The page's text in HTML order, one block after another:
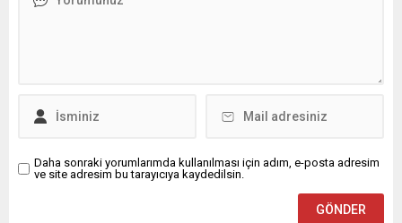
Daha sonraki yorumlarımda kullanılması için adım, e-posta adresim
ve site adresim bu tarayıcıya kaydedilsin.